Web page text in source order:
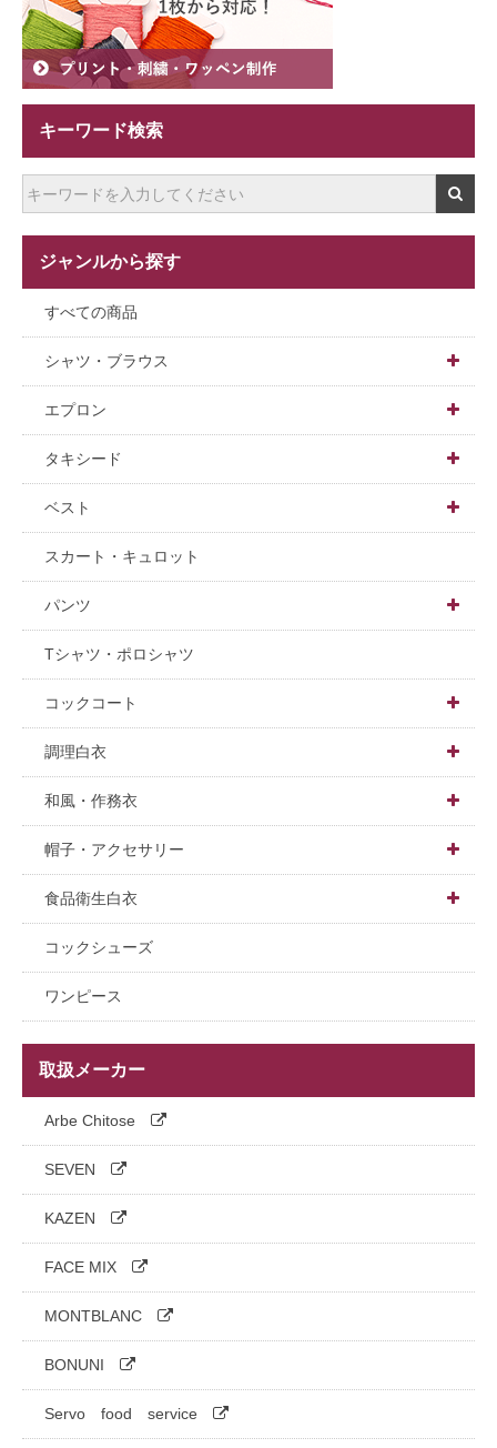
キーワード検索
ジャンルから探す
すべての商品
シャツ・ブラウス 
男女兼用
男性用
女性用
長袖
半袖
五分袖
七分袖
八分袖
和風
エプロン 
ショート
ミドル
ロング
胸付
和風
調理・衛生
タキシード 
男性用
女性用
ジャケット 
男性用
女性用
パンツ
男性用
女性用
スカート
ベスト 
男女兼用
男性用
女性用
スカート・キュロット
パンツ 
男女兼用
男性用
女性用
調理
衛生
和風
Tシャツ・ポロシャツ
コックコート 
スタンダード
デザイン
カラー
コックシャツ
長袖
半袖
五分袖
六分袖
七分袖
調理白衣 
男女兼用
男性用
女性用
長袖
半袖
七分袖
ハッピタイプ
和風・作務衣 
男女兼用上着
女性用上着
パンツ・スカート
エプロン
小物
帽子・アクセサリー
帽子・アクセサリー 
ホール用帽子
調理用・衛生キャップ
小物
食品衛生白衣 
長袖上着
半袖上着
インナー
パンツ
エプロン
帽子
消耗品・小物・ヘアネット
シューズ
コックシューズ
ワンピース
取扱メーカー
Arbe Chitose
SEVEN
KAZEN
FACE MIX
MONTBLANC
BONUNI
Servo food service